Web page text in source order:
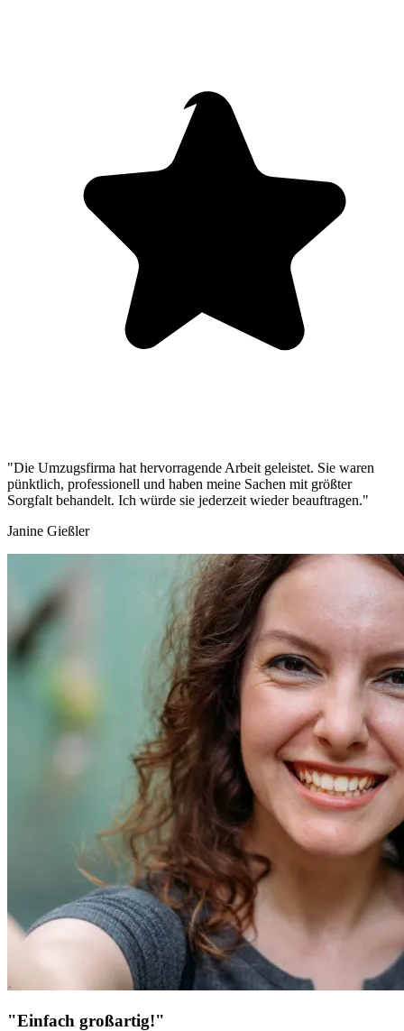
"Die Umzugsfirma hat hervorragende Arbeit geleistet. Sie waren
pünktlich, professionell und haben meine Sachen mit größter
Sorgfalt behandelt. Ich würde sie jederzeit wieder beauftragen."
Janine Gießler
"Einfach großartig!"